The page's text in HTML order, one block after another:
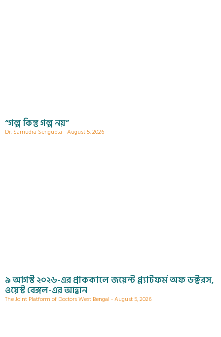
“গল্প কিন্তু গল্প নয়”
Dr. Samudra Sengupta August 5, 2026
৯ আগস্ট ২০২৬-এর প্রাককালে জয়েন্ট প্ল্যাটফর্ম অফ ডক্টরস,
ওয়েস্ট বেঙ্গল-এর আহ্বান
The Joint Platform of Doctors West Bengal August 5, 2026